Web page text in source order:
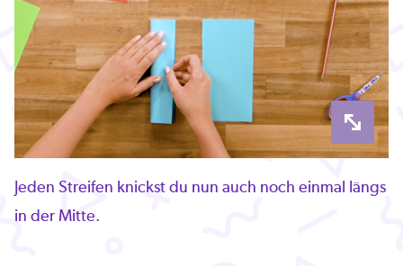
Jeden Streifen knickst du nun auch noch einmal längs
in der Mitte.